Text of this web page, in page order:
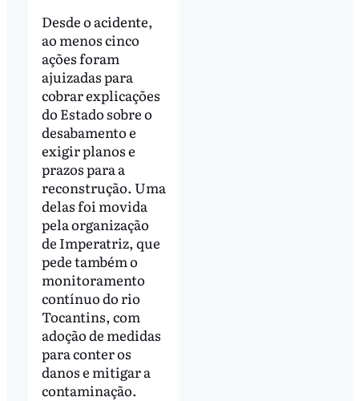
Desde o acidente,
ao menos cinco
ações foram
ajuizadas para
cobrar explicações
do Estado sobre o
desabamento e
exigir planos e
prazos para a
reconstrução. Uma
delas foi movida
pela organização
de Imperatriz, que
pede também o
monitoramento
contínuo do rio
Tocantins, com
adoção de medidas
para conter os
danos e mitigar a
contaminação.